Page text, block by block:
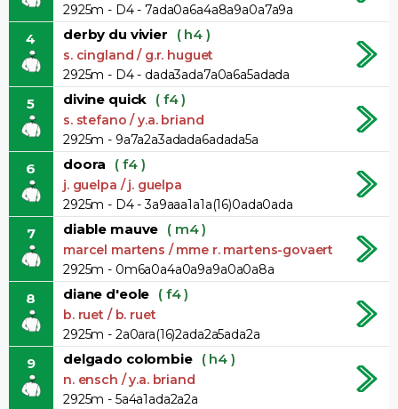
2925m - D4 - 7ada0a6a4a8a9a0a7a9a
4 derby du vivier ( h4 )
s. cingland / g.r. huguet
2925m - D4 - dada3ada7a0a6a5adada
5 divine quick ( f4 )
s. stefano / y.a. briand
2925m - 9a7a2a3adada6adada5a
6 doora ( f4 )
j. guelpa / j. guelpa
2925m - D4 - 3a9aaa1a1a(16)0ada0ada
7 diable mauve ( m4 )
marcel martens / mme r. martens-govaert
2925m - 0m6a0a4a0a9a9a0a0a8a
8 diane d'eole ( f4 )
b. ruet / b. ruet
2925m - 2a0ara(16)2ada2a5ada2a
9 delgado colombie ( h4 )
n. ensch / y.a. briand
2925m - 5a4a1ada2a2a